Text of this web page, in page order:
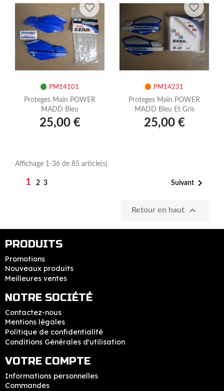
PM14101
Proteges Main POWER
MADD Bleu
25,00 €
favorite_border
PM14231
Proteges Main POWER
MADD Bleu Et Gris
25,00 €
favorite_border
Affichage 1-36 de 85 article(s)
1 2 3 Suivant 
Retour en haut 
PRODUITS
Promotions
Nouveaux produits
Meilleures ventes
NOTRE SOCIÉTÉ
Contactez-nous
Mentions légales
Politique de confidentialité
Conditions Générales d'utilisation
VOTRE COMPTE
Informations personnelles
Commandes